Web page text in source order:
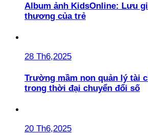
Album ảnh KidsOnline: Lưu
thương của trẻ
28 Th6,2025
Trường mầm non quản lý tài
trong thời đại chuyển đổi số
20 Th6,2025